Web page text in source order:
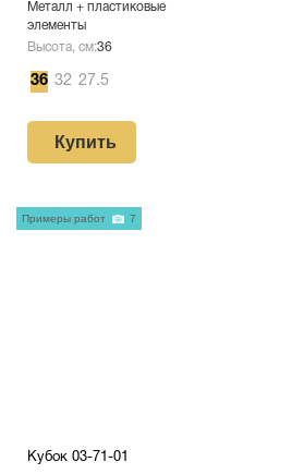
Металл + пластиковые
элементы
Высота, см:36
36 32 27.5
Купить
Кубок 03-71-01
Примеры работ 7